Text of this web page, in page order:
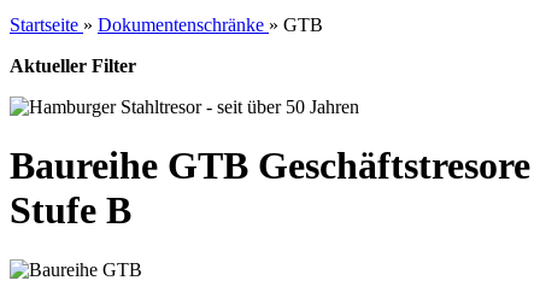
Startseite » Dokumentenschränke » GTB
Aktueller Filter
Baureihe GTB Geschäftstresore
Stufe B